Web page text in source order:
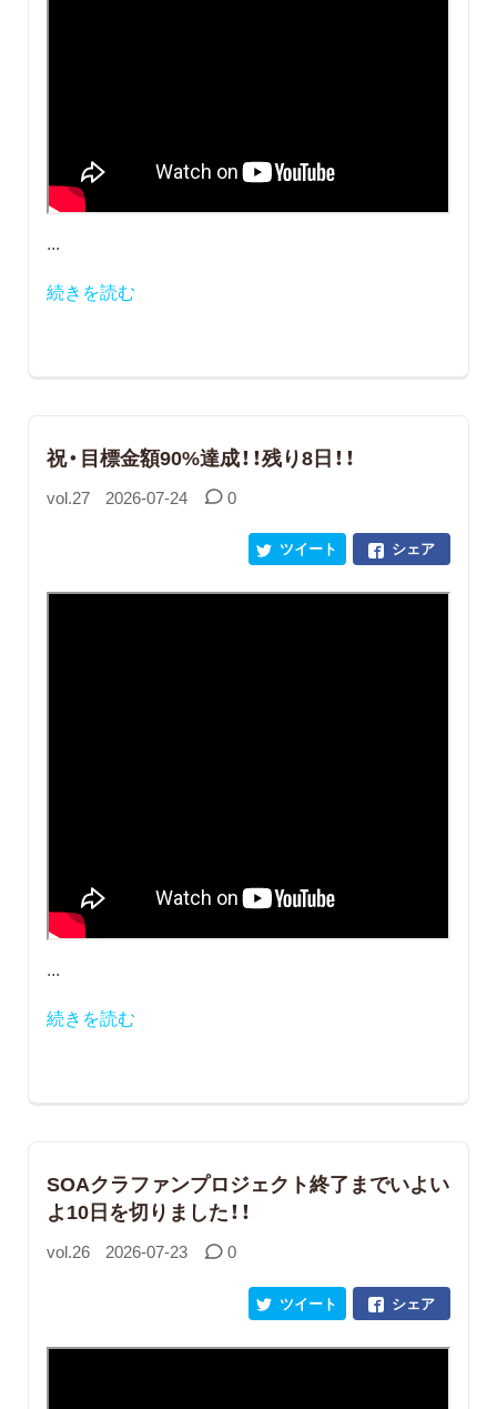
...
続きを読む
祝・目標金額90%達成！！残り8日！！
vol.27 2026-07-24 0
シェア
ツイート
...
続きを読む
SOAクラファンプロジェクト終了までいよい
よ10日を切りました！！
vol.26 2026-07-23 0
シェア
ツイート